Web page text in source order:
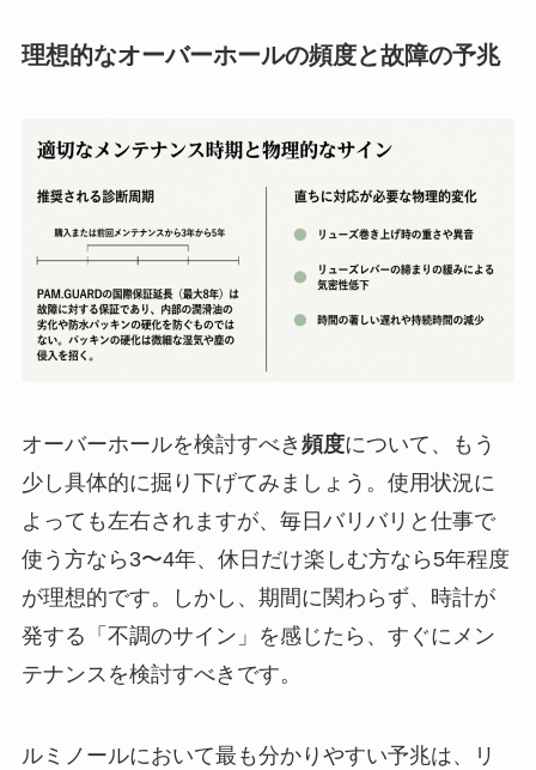
理想的なオーバーホールの頻度と故障の予兆
オーバーホールを検討すべき 頻度について、もう
少し具体的に掘り下げてみましょう。使用状況に
よっても左右されますが、毎日バリバリと仕事で
使う方なら3〜4年、休日だけ楽しむ方なら5年程度
が理想的です。しかし、期間に関わらず、時計が
発する「不調のサイン」を感じたら、すぐにメン
テナンスを検討すべきです。
ルミノールにおいて最も分かりやすい予兆は、リ